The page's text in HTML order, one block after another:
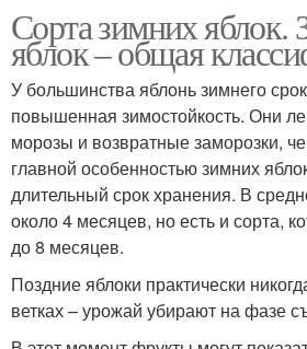
Сорта зимних яблок.
яблок – общая
У большинства яблонь зимнего
повышенная зимостойкость. Они
морозы и возвратные заморозки,
главной особенностью зимних
длительный срок хранения. В
около 4 месяцев, но есть и сорта,
до 8 месяцев.
Поздние яблоки практически
ветках – урожай убирают на фазе